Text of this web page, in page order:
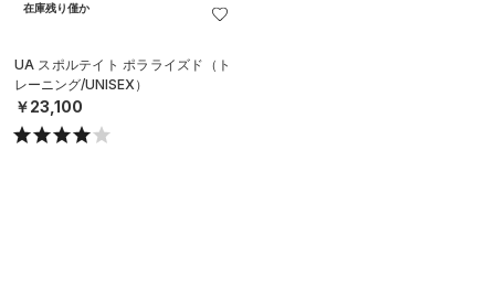
在庫残り僅か
UA スポルテイト ポラライズド（ト
レーニング/UNISEX）
￥23,100